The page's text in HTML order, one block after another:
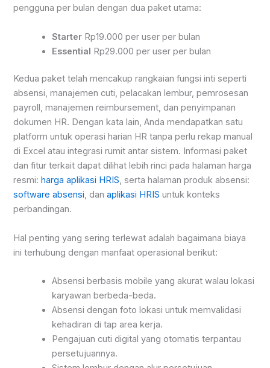
pengguna per bulan dengan dua paket utama:
Starter Rp19.000 per user per bulan
Essential Rp29.000 per user per bulan
Kedua paket telah mencakup rangkaian fungsi inti seperti
absensi, manajemen cuti, pelacakan lembur, pemrosesan
payroll, manajemen reimbursement, dan penyimpanan
dokumen HR. Dengan kata lain, Anda mendapatkan satu
platform untuk operasi harian HR tanpa perlu rekap manual
di Excel atau integrasi rumit antar sistem. Informasi paket
dan fitur terkait dapat dilihat lebih rinci pada halaman harga
resmi: harga aplikasi HRIS, serta halaman produk absensi:
software absensi, danaplikasi HRIS untuk konteks
perbandingan.
Hal penting yang sering terlewat adalah bagaimana biaya
ini terhubung dengan manfaat operasional berikut:
Absensi berbasis mobile yang akurat walau lokasi
karyawan berbeda-beda.
Absensi dengan foto lokasi untuk memvalidasi
kehadiran di tap area kerja.
Pengajuan cuti digital yang otomatis terpantau
persetujuannya.